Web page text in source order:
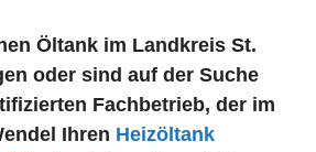
Öltank im Landkreis St.
oder sind auf der Suche
Fachbetrieb, der im
Ihren Heizöltank